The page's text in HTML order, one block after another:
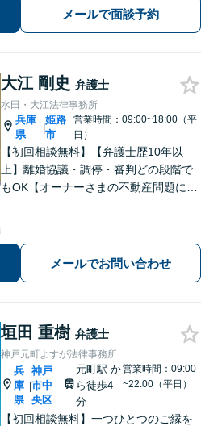
定規的ではなく、法律を用いて人間の
「感情」を、いかに解決に導くかを大
メールで面談予約
大江 剛史 弁護士
水田・大江法律事務所
兵庫
県
|
姫路
市
営業時間：09:00~18:00（平
日）
【初回相談無料】【弁護士歴10年以
上】離婚協議・調停・審判どの段階で
もOK【オーナーさまの不動産問題に特
【夜間面談可】遺言書作成に対応
メールでお問い合わせ
垣田 重樹 弁護士
神戸元町よすが法律事務所
兵
庫
県
|
神戸
市中
央区
元町駅 か
ら徒歩4
分
営業時間：09:00
~22:00（平日）
【初回相談無料】一つひとつのご縁を